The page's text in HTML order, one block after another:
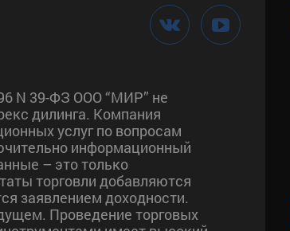
N 39-ФЗ ООО “МИР” не
дилинга. Компания
услуг по вопросам
информационный
– это только
торговли добавляются
заявлением доходности.
Проведение торговых